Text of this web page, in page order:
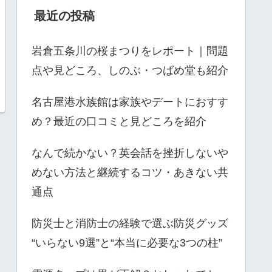
最近の投稿
岩倉五条川の桜まつりをレポート｜問題
点や見どころ、しのぶ・つばめ堂も紹介
名古屋港水族館は家族やデートにおすす
め？最近の口コミと見どころを紹介
なんで続かない？英会話を挫折しないや
めない方法と継続するコツ・あきない共
通点
防災士と消防士の経験で選ぶ防災グッズ
“いらない9選”と“本当に必要な3つの柱”